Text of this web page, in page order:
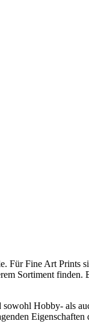
Fine Art Prints
Sortiment finden.
Hobby- als